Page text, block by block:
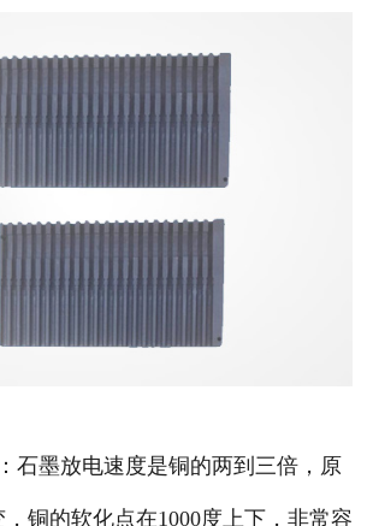
墨放电速度是铜的两到三倍，原
铜的软化点在1000度上下，非常容